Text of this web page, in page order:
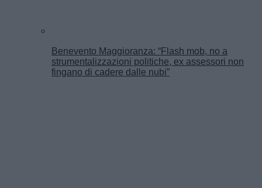
Benevento Maggioranza: “Flash mob, no a
strumentalizzazioni politiche, ex assessori non
fingano di cadere dalle nubi”